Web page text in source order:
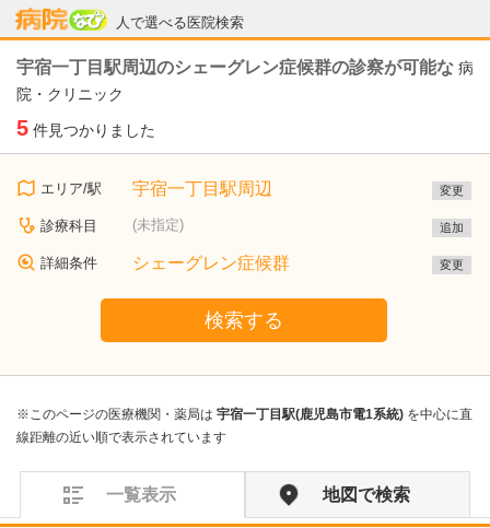
人で選べる医院検索
病院なび
宇宿一丁目駅周辺のシェーグレン症候群の診察が可能な 病
院・クリニック
5 件見つかりました
エリア/駅 宇宿一丁目駅周辺 変更
診療科目 (未指定) 追加
詳細条件 シェーグレン症候群 変更
検索する
※このページの医療機関・薬局は 宇宿一丁目駅(鹿児島市電1系統) を中心に直
線距離の近い順で表示されています
一覧表示 地図で検索